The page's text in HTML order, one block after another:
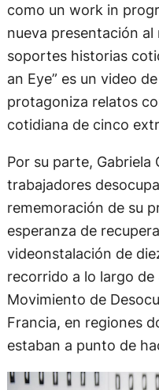
como un work in
nueva presentación
soportes historias
an Eye” es un video
protagoniza relatos
cotidiana de cinco
Por su parte,
trabajadores
rememoración de su
esperanza de
videonstalación de
recorrido a lo largo
Movimiento de
Francia, en regiones
estaban a punto de